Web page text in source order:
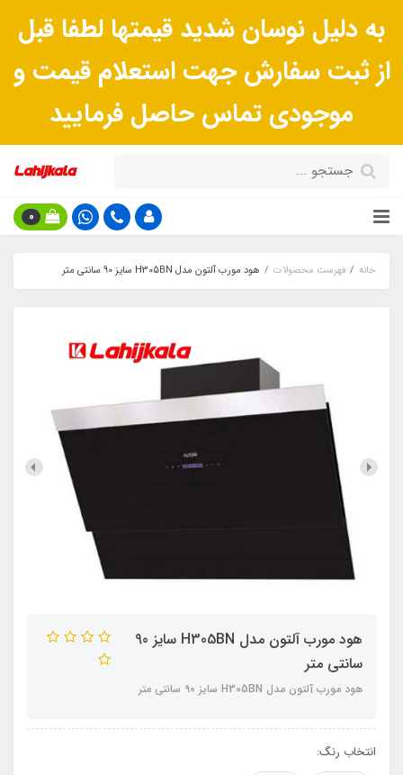
به دلیل نوسان شدید قیمتها لطفا قبل
از ثبت سفارش جهت استعلام قیمت و
موجودی تماس حاصل فرمایید
0
خانه فهرست محصولات هود مورب آلتون مدل H305BN سایز 90 سانتی متر
هود مورب آلتون مدل H305BN سایز 90
سانتی متر
هود مورب آلتون مدل H305BN سایز 90 سانتی متر
انتخاب رنگ: